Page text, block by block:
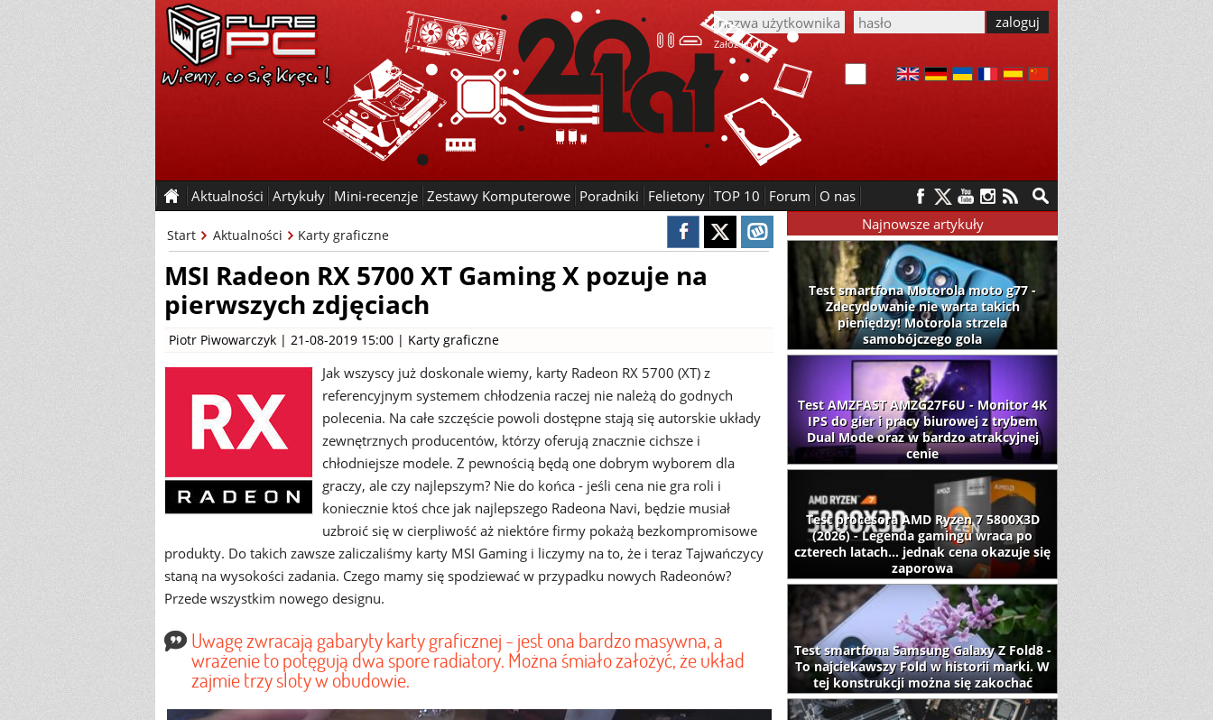
Załóż konto
Aktualności Artykuły Mini-recenzje Zestawy Komputerowe Poradniki Felietony TOP 10 Forum O nas
Start Aktualności Karty graficzne
MSI Radeon RX 5700 XT Gaming X pozuje na
pierwszych zdjęciach
Piotr Piwowarczyk | 21-08-2019 15:00 | Karty graficzne
Jak wszyscy już doskonale wiemy, karty Radeon RX 5700 (XT) z
referencyjnym systemem chłodzenia raczej nie należą do godnych
polecenia. Na całe szczęście powoli dostępne stają się autorskie układy
zewnętrznych producentów, którzy oferują znacznie cichsze i
chłodniejsze modele. Z pewnością będą one dobrym wyborem dla
graczy, ale czy najlepszym? Nie do końca - jeśli cena nie gra roli i
koniecznie ktoś chce jak najlepszego Radeona Navi, będzie musiał
uzbroić się w cierpliwość aż niektóre firmy pokażą bezkompromisowe
produkty. Do takich zawsze zaliczaliśmy karty MSI Gaming i liczymy na to, że i teraz Tajwańczycy
staną na wysokości zadania. Czego mamy się spodziewać w przypadku nowych Radeonów?
Przede wszystkim nowego designu.
Uwagę zwracają gabaryty karty graficznej - jest ona bardzo masywna, a
wrażenie to potęgują dwa spore radiatory. Można śmiało założyć, że układ
zajmie trzy sloty w obudowie.
Najnowsze artykuły
Test smartfona Motorola moto g77 -
Zdecydowanie nie warta takich
pieniędzy! Motorola strzela
samobójczego gola
Test AMZFAST AMZG27F6U - Monitor 4K
IPS do gier i pracy biurowej z trybem
Dual Mode oraz w bardzo atrakcyjnej
cenie
Test procesora AMD Ryzen 7 5800X3D
(2026) - Legenda gamingu wraca po
czterech latach... jednak cena okazuje się
zaporowa
Test smartfona Samsung Galaxy Z Fold8 -
To najciekawszy Fold w historii marki. W
tej konstrukcji można się zakochać